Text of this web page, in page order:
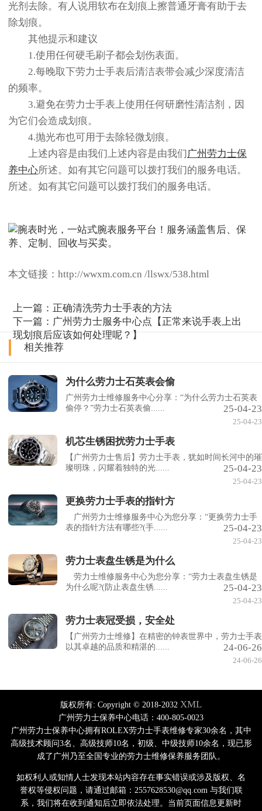
光剂去除。有人说用软布在划痕上擦普通牙膏有助于去
除划痕。
其他提示和建议
1.使用任何硬毛刷子都会划伤表面。
2.每晚取下劳力士手表后清洁表带会减少深度清洁
的频率。
3.避免在劳力士手表上使用任何研磨性清洁剂，因
为它们会造成划痕。
4.抛光布也可用于去除轻微划痕。
上述内容是由我们上述内容是由我们 广州劳力士保
养中心所述。如有其它问题可以拨打我们的服务电话。
所述。如有其它问题可以拨打我们的服务电话。
本文链接：http://wwxm.com.cn /llswx/538.html
上一篇： 正确清洗劳力士手表的方法
下一篇： 广州劳力士服务中心点【正常来说手表上出
现划痕后应该如何处理呢？】
相关推荐
为什么劳力士石英表会偷
广州劳力士维修服务中心分享：“为什么劳力士石英表
偷停？”劳力士石英表偷......
25-04-23
25-04-23
机芯生锈困扰劳力士手表
【广州劳力士售后】劳力士手表，犹如时间长河中的璀
璨明珠，闪耀着独特的光......
25-04-23
25-04-23
更换劳力士手表的指针方
广州劳力士维修服务中心为您分享：“更换劳力士手
表的指针方法有哪些?(手......
25-04-23
25-04-23
劳力士表盘生锈是为什么
劳力士维修服务中心为您分享：“劳力士表盘生锈是
为什么呢?(防止表盘生锈......
25-04-23
25-04-23
劳力士表冠受损，安全处
【广州劳力士维修】在精密的钟表世界中，劳力士手表
以其卓越的品质和精湛的......
24-06-26
24-06-26
版权所有: Copyright © 2018-2032 XML
广州劳力士保养中心电话：400-805-0023
广州劳力士保养中心拥有ROLEX劳力士手表维修专家30余名，其中
高级技术顾问3名、高级技师10名，初级、中级技师10余名，现已形
成了广州乃至全国专业的劳力士维修保养服务团队。
如权利人或知情人士发现本站内容存在事实错误或涉及版权、名
誉权等侵权问题，请通过邮箱：2557628530@qq.com 与我们联
系，我们将在收到通知后立即依法处理。当前页面信息更新时